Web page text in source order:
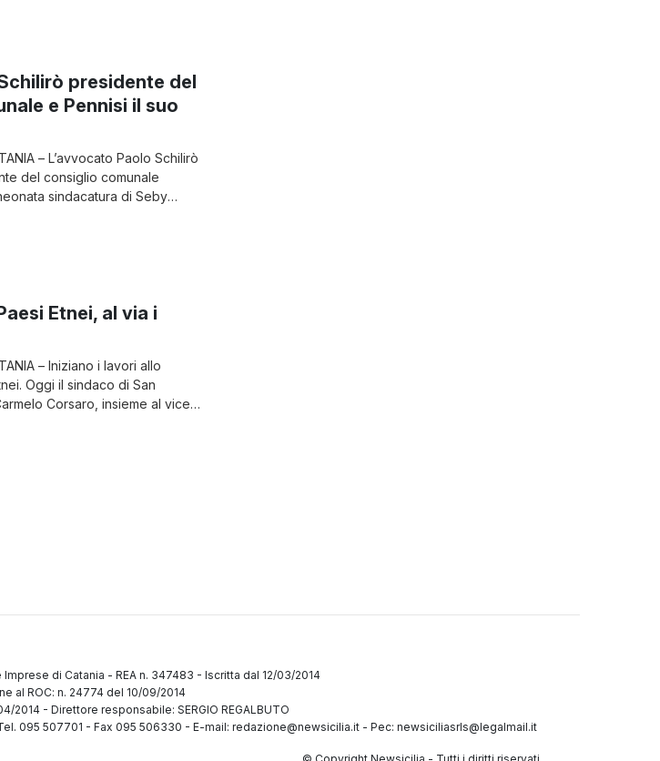
presidente del
e Pennisi il suo
– L’avvocato Paolo Schilirò
del consiglio comunale
sindacatura di Seby
andato a Francesco Pennisi.
Etnei, al via i
– Iniziano i lavori allo
Oggi il sindaco di San
Corsaro, insieme al vice
ai Lavori pubblici,
di Catania - REA n. 347483 - Iscritta dal 12/03/2014
al ROC: n. 24774 del 10/09/2014
2014 - Direttore responsabile: SERGIO REGALBUTO
095 507701 - Fax 095 506330 - E-mail: redazione@newsicilia.it - Pec: newsiciliasrls@legalmail.it